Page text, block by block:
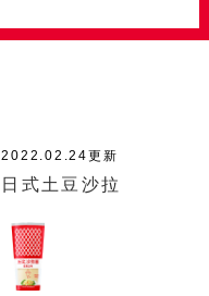
2022.02.24更新
日式土豆沙拉